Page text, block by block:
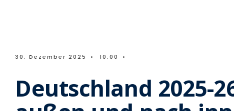
30. Dezember 2025 • 10:00 •
Deutschland 2025-